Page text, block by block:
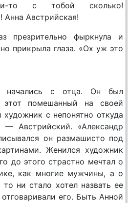
то с тобой сколько!
Анна Австрийская!
презрительно фыркнула и
прикрыла глаза. «Ох уж это
начались с отца. Он был
этот помешанный на своей
с непонятно откуда
— Австрийский. «Александр
он размашисто под
Женился художник
до этого страстно мечтал о
как многие мужчины, а о
ни стало хотел назвать ее
его. Быть Анной